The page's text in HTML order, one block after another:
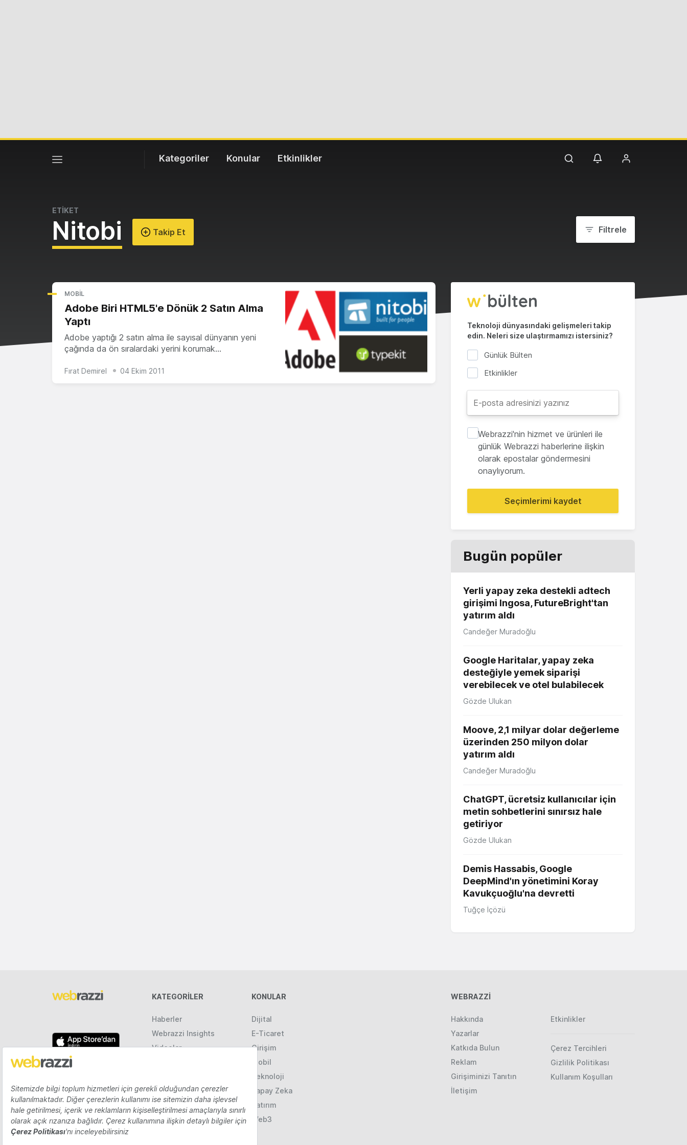
Kategoriler Konular Etkinlikler
ETİKET
Nitobi Takip Et Filtrele
MOBIL
Adobe Biri HTML5'e Dönük 2 Satın Alma
Yaptı
Adobe yaptığı 2 satın alma ile sayısal dünyanın yeni
çağında da ön sıralardaki yerini korumak…
Fırat Demirel 04 Ekim 2011
Teknoloji dünyasındaki gelişmeleri takip
edin. Neleri size ulaştırmamızı istersiniz?
Günlük Bülten
Etkinlikler
Webrazzi'nin hizmet ve ürünleri ile
günlük Webrazzi haberlerine ilişkin
olarak epostalar göndermesini
onaylıyorum.
Seçimlerimi kaydet
Bugün popüler
Yerli yapay zeka destekli adtech
girişimi Ingosa, FutureBright'tan
yatırım aldı
Candeğer Muradoğlu
Google Haritalar, yapay zeka
desteğiyle yemek siparişi
verebilecek ve otel bulabilecek
Gözde Ulukan
Moove, 2,1 milyar dolar değerleme
üzerinden 250 milyon dolar
yatırım aldı
Candeğer Muradoğlu
ChatGPT, ücretsiz kullanıcılar için
metin sohbetlerini sınırsız hale
getiriyor
Gözde Ulukan
Demis Hassabis, Google
DeepMind'ın yönetimini Koray
Kavukçuoğlu'na devretti
Tuğçe İçözü
KATEGORILER
Haberler
Webrazzi Insights
Videolar
KONULAR
Dijital
E-Ticaret
Girişim
Mobil
Teknoloji
Yapay Zeka
Yatırım
Web3
WEBRAZZİ
Hakkında
Yazarlar
Katkıda Bulun
Reklam
Girişiminizi Tanıtın
İletişim
Etkinlikler
Çerez Tercihleri
Gizlilik Politikası
Kullanım Koşulları